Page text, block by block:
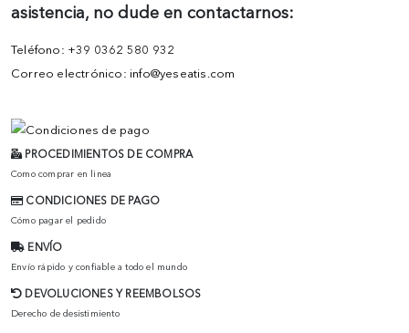
PROCEDIMIENTOS DE COMPRA
Como comprar en linea
CONDICIONES DE PAGO
Cómo pagar el pedido
ENVÍO
Envío rápido y confiable a todo el mundo
DEVOLUCIONES Y REEMBOLSOS
Derecho de desistimiento
asistencia, no dude en contactarnos:
Teléfono: +39 0362 580 932
Correo electrónico: info@yeseatis.com